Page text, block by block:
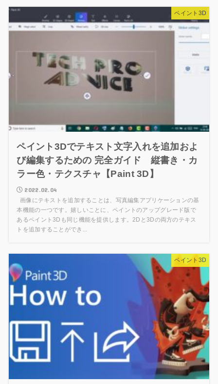
ペイント3D
ペイント3Dでテキスト文字入れを追加およ
び編集するための 完全ガイド 縦書き・カ
ラー色・テクスチャ【Paint 3D】
2022.02.04
画像にテキストを追加することは、写真編集アプリケーションの基
本機能の一つです。嬉しいことに、ペイントのアップグレード版で
あるペイント3Dも同じ機能を提供します。2Dと3Dの両方のテキス
トを追加することができ...
ペイント3D